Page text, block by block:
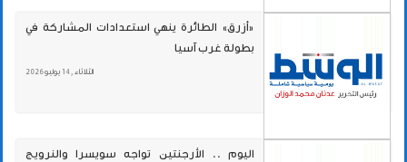
«أزرق» الطائرة ينهي استعدادات المشاركة في
بطولة غرب آسيا
الثلاثاء , 14 يوليو 2026
اليوم .. الأرجنتين تواجه سويسرا والنرويج